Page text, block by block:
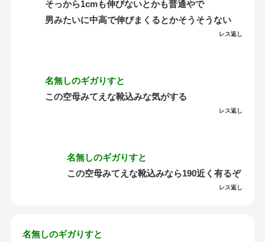
そっから1cmも伸びないとかも普通やで
男みたいに中高で伸びまくるとかそうそうない
レス返し
名無しのギガりすと
この空母みてえな靴込みな気がする
レス返し
名無しのギガりすと
この空母みてえな靴込みなら190近く有るぞ
レス返し
名無しのギガりすと